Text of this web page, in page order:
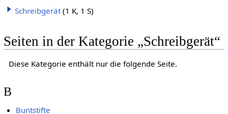
Schreibgerät (1 K, 1 S)
Seiten in der Kategorie „Schreibgerät“
Diese Kategorie enthält nur die folgende Seite.
B
Buntstifte